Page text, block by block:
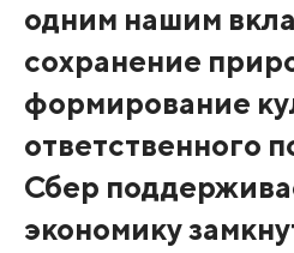
одним нашим
сохранение
формирование
ответственного
Сбер
экономику